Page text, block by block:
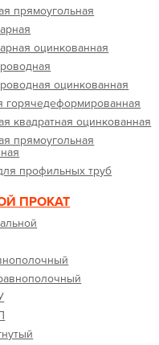
прямоугольная
оцинкованная
оцинкованная
горячедеформированная
квадратная оцинкованная
прямоугольная
профильных труб
ПРОКАТ